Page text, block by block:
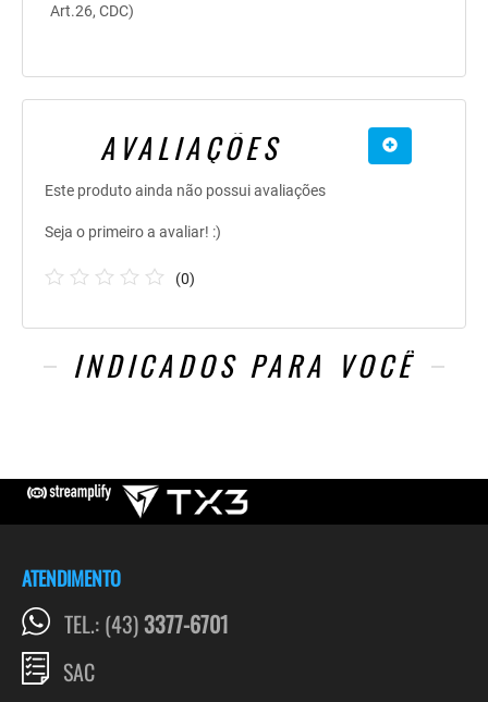
Art.26, CDC)
AVALIAÇÕES
Este produto ainda não possui avaliações
Seja o primeiro a avaliar! :)
(0)
INDICADOS PARA VOCÊ
ATENDIMENTO
TEL.: (43)3377-6701
SAC